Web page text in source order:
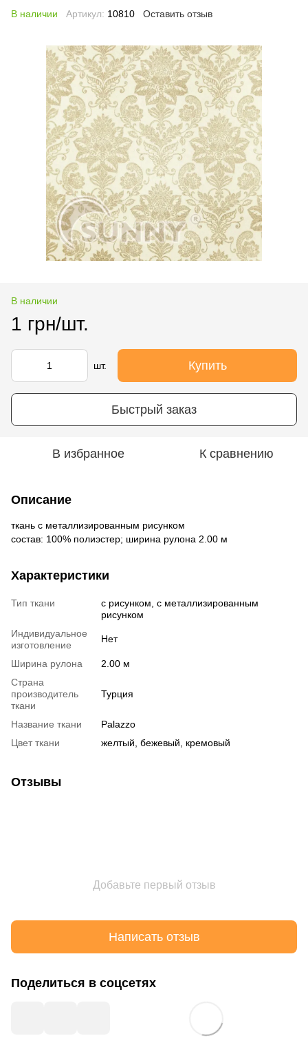
В наличии Артикул: 10810 Оставить отзыв
В наличии
1 грн/шт.
шт. Купить
Быстрый заказ
В избранное К сравнению
Описание
ткань с металлизированным рисунком
состав: 100% полиэстер; ширина рулона 2.00 м
Характеристики
Тип ткани
с рисунком, с металлизированным
рисунком
Индивидуальное
изготовление
Нет
Ширина рулона
2.00 м
Страна
производитель
ткани
Турция
Название ткани
Palazzo
Цвет ткани
желтый, бежевый, кремовый
Отзывы
Добавьте первый отзыв
Написать отзыв
Поделиться в соцсетях